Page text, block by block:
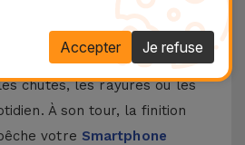
pour Samsung se distingue
sa flexibilité. Fabriqué à partir
qualité, vous aurez une
chutes, les rayures ou les
À son tour, la finition
votre Smartphone
Je refuse
Accepter